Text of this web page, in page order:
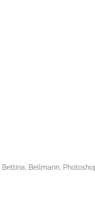
Bettina, Bellmann,